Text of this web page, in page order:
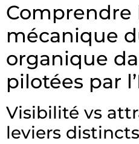
Comprendre
mécanique
organique
pilotées par
Visibilité vs
leviers distincts